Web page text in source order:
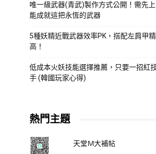
唯一級武器(青武)製作方式公開！需先
能成就這把永恆的武器
5種妖精近戰武器效率PK，搭配左肩甲
高！
低成本火妖技能選擇推薦，只要一招紅
手 (韓國玩家心得)
熱門主題
天堂M大補帖